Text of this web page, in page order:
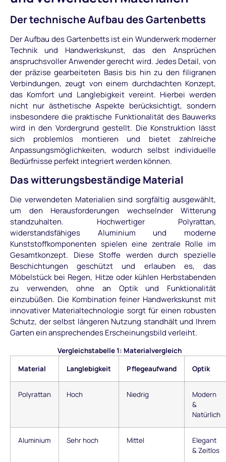
Der technische Aufbau des Gartenbetts
Der Aufbau des Gartenbetts ist ein Wunderwerk moderner
Technik und Handwerkskunst, das den Ansprüchen
anspruchsvoller Anwender gerecht wird. Jedes Detail, von
der präzise gearbeiteten Basis bis hin zu den filigranen
Verbindungen, zeugt von einem durchdachten Konzept,
das Komfort und Langlebigkeit vereint. Hierbei werden
nicht nur ästhetische Aspekte berücksichtigt, sondern
insbesondere die praktische Funktionalität des Bauwerks
wird in den Vordergrund gestellt. Die Konstruktion lässt
sich problemlos montieren und bietet zahlreiche
Anpassungsmöglichkeiten, wodurch selbst individuelle
Bedürfnisse perfekt integriert werden können.
Das witterungsbeständige Material
Die verwendeten Materialien sind sorgfältig ausgewählt,
um den Herausforderungen wechselnder Witterung
standzuhalten. Hochwertiger Polyrattan,
widerstandsfähiges Aluminium und moderne
Kunststoffkomponenten spielen eine zentrale Rolle im
Gesamtkonzept. Diese Stoffe werden durch spezielle
Beschichtungen geschützt und erlauben es, das
Möbelstück bei Regen, Hitze oder kühlen Herbstabenden
zu verwenden, ohne an Optik und Funktionalität
einzubüßen. Die Kombination feiner Handwerkskunst mit
innovativer Materialtechnologie sorgt für einen robusten
Schutz, der selbst längeren Nutzung standhält und Ihrem
Garten ein ansprechendes Erscheinungsbild verleiht.
Vergleichstabelle 1: Materialvergleich
Material
Langlebigkeit Pflegeaufwand Optik
Polyrattan Hoch Niedrig
Modern
&
Natürlich
Aluminium Sehr hoch Mittel
Elegant
& Zeitlos